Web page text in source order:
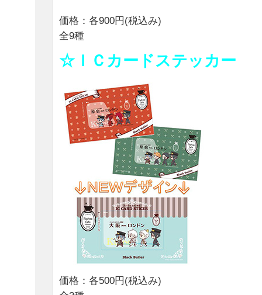
価格：各900円(税込み)
全9種
☆ＩＣカードステッカー
価格：各500円(税込み)